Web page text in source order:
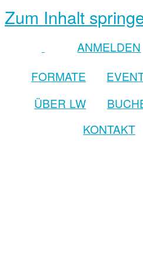
Zum Inhalt
ANMELDEN
FORMATE
ÜBER LW
KONTAKT